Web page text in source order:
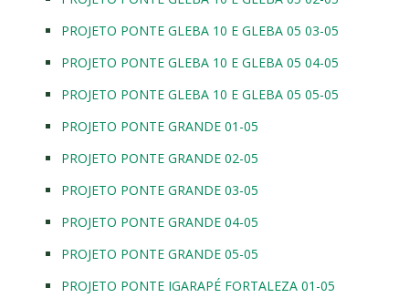
PROJETO PONTE GLEBA 10 E GLEBA 05 03-05
PROJETO PONTE GLEBA 10 E GLEBA 05 04-05
PROJETO PONTE GLEBA 10 E GLEBA 05 05-05
PROJETO PONTE GRANDE 01-05
PROJETO PONTE GRANDE 02-05
PROJETO PONTE GRANDE 03-05
PROJETO PONTE GRANDE 04-05
PROJETO PONTE GRANDE 05-05
PROJETO PONTE IGARAPÉ FORTALEZA 01-05